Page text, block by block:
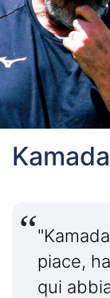
Kamada
piace,
qui